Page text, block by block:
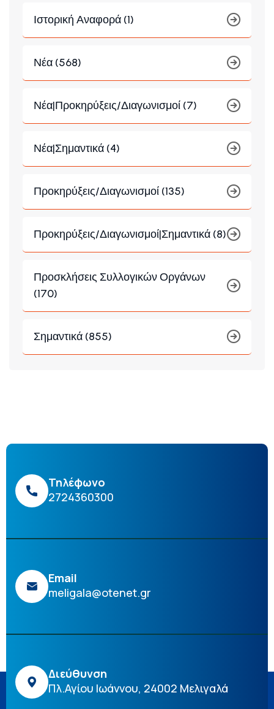
Ιστορική Αναφορά (1)
Νέα (568)
Νέα|Προκηρύξεις/Διαγωνισμοί (7)
Νέα|Σημαντικά (4)
Προκηρύξεις/Διαγωνισμοί (135)
Προκηρύξεις/Διαγωνισμοί|Σημαντικά (8)
Προσκλήσεις Συλλογικών Οργάνων
(170)
Σημαντικά (855)
Τηλέφωνο
2724360300
Email
meligala@otenet.gr
Διεύθυνση
Πλ.Αγίου Ιωάννου, 24002 Μελιγαλά